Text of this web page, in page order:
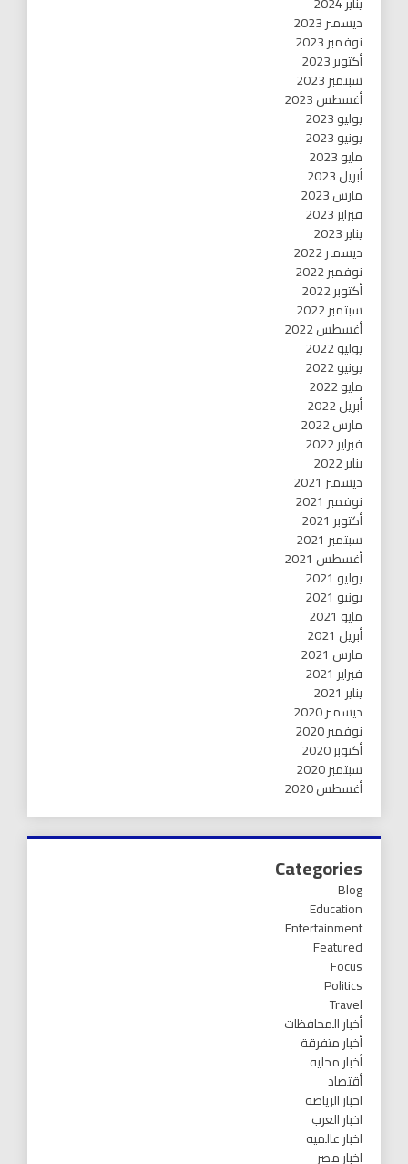
ديسمبر 2023
نوفمبر 2023
أكتوبر 2023
سبتمبر 2023
أغسطس 2023
يوليو 2023
يونيو 2023
مايو 2023
أبريل 2023
مارس 2023
فبراير 2023
يناير 2023
ديسمبر 2022
نوفمبر 2022
أكتوبر 2022
سبتمبر 2022
أغسطس 2022
يوليو 2022
يونيو 2022
مايو 2022
أبريل 2022
مارس 2022
فبراير 2022
يناير 2022
ديسمبر 2021
نوفمبر 2021
أكتوبر 2021
سبتمبر 2021
أغسطس 2021
يوليو 2021
يونيو 2021
مايو 2021
أبريل 2021
مارس 2021
فبراير 2021
يناير 2021
ديسمبر 2020
نوفمبر 2020
أكتوبر 2020
سبتمبر 2020
أغسطس 2020
Categories
Blog
Education
Entertainment
Featured
Focus
Politics
Travel
أخبار المحافظات
أخبار متفرقة
أخبار محليه
أقتصاد
اخبار الرياضه
اخبار العرب
اخبار عالميه
اخبار مصر